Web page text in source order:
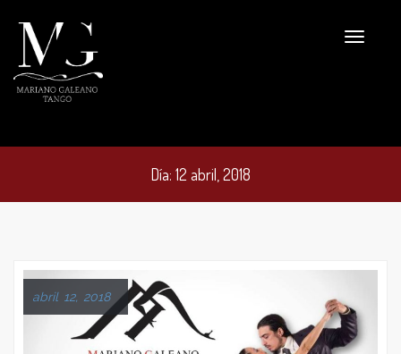
Día: 12 abril, 2018
abril 12, 2018